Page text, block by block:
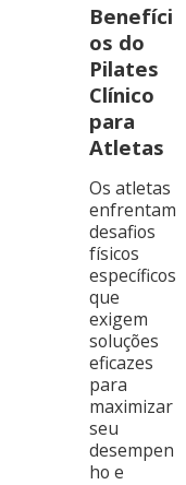
Benefíci
os do
Pilates
Clínico
para
Atletas
Os atletas
enfrentam
desafios
físicos
específicos
que
exigem
soluções
eficazes
para
maximizar
seu
desempen
ho e